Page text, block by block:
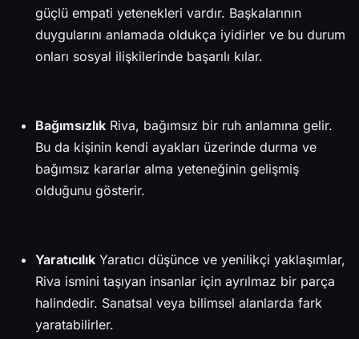
güçlü empati yetenekleri vardır. Başkalarının
duygularını anlamada oldukça iyidirler ve bu durum
onları sosyal ilişkilerinde başarılı kılar.
Bağımsızlık Riva, bağımsız bir ruh anlamına gelir.
Bu da kişinin kendi ayakları üzerinde durma ve
bağımsız kararlar alma yeteneğinin gelişmiş
olduğunu gösterir.
Yaratıcılık Yaratıcı düşünce ve yenilikçi yaklaşımlar,
Riva ismini taşıyan insanlar için ayrılmaz bir parça
halindedir. Sanatsal veya bilimsel alanlarda fark
yaratabilirler.